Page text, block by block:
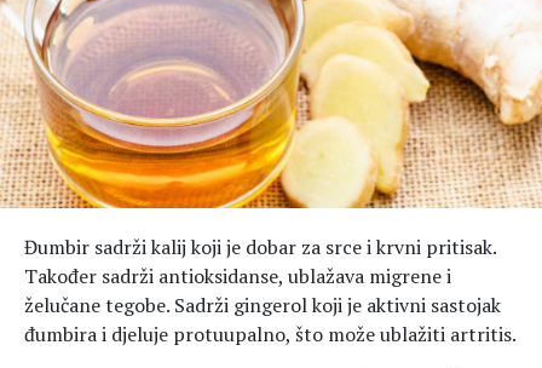
Njega njega
Šminka
Tehnologija
Đumbir sadrži kalij koji je dobar za srce i krvni pritisak.
Također sadrži antioksidanse, ublažava migrene i
želučane tegobe. Sadrži gingerol koji je aktivni sastojak
đumbira i djeluje protuupalno, što može ublažiti artritis.